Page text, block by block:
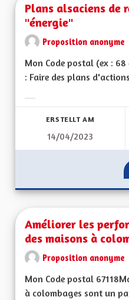
Plans alsaciens de
"énergie"
Proposition anonyme
Mon Code postal (ex :
: Faire des plans
ERSTELLT AM
14/04/2023
Améliorer les
des maisons à
Proposition anonyme
Mon Code postal
à colombages sont un